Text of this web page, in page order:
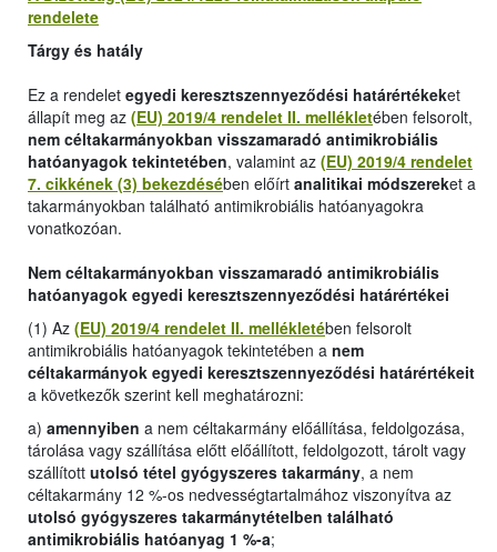
rendelete
Tárgy és hatály
Ez a rendelet egyedi keresztszennyeződési határértékeket
állapít meg az (EU) 2019/4 rendelet II. mellékletében felsorolt,
nem céltakarmányokban visszamaradó antimikrobiális
hatóanyagok tekintetében, valamint az (EU) 2019/4 rendelet
7. cikkének (3) bekezdésében előírt analitikai módszereket a
takarmányokban található antimikrobiális hatóanyagokra
vonatkozóan.
Nem céltakarmányokban visszamaradó antimikrobiális
hatóanyagok egyedi keresztszennyeződési határértékei
(1) Az (EU) 2019/4 rendelet II. mellékletében felsorolt
antimikrobiális hatóanyagok tekintetében a nem
céltakarmányok egyedi keresztszennyeződési határértékeit
a következők szerint kell meghatározni:
a) amennyiben a nem céltakarmány előállítása, feldolgozása,
tárolása vagy szállítása előtt előállított, feldolgozott, tárolt vagy
szállított utolsó tétel gyógyszeres takarmány, a nem
céltakarmány 12 %-os nedvességtartalmához viszonyítva az
utolsó gyógyszeres takarmánytételben található
antimikrobiális hatóanyag 1 %-a;